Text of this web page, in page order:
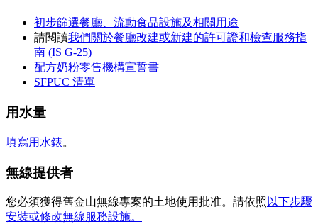
初步篩選餐廳、流動食品設施及相關用途
請閱讀我們關於餐廳改建或新建的許可證和檢查服務指
南 (IS G-25)
配方奶粉零售機構宣誓書
SFPUC 清單
用水量
填寫用水錶。
無線提供者
您必須獲得舊金山無線專案的土地使用批准。請依照 以下步驟
安裝或修改無線服務設施。